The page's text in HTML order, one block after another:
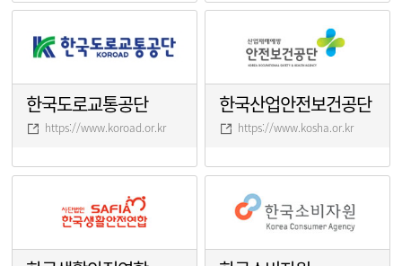
한국도로교통공단
https://www.koroad.or.kr
한국산업안전보건공단
https://www.kosha.or.kr